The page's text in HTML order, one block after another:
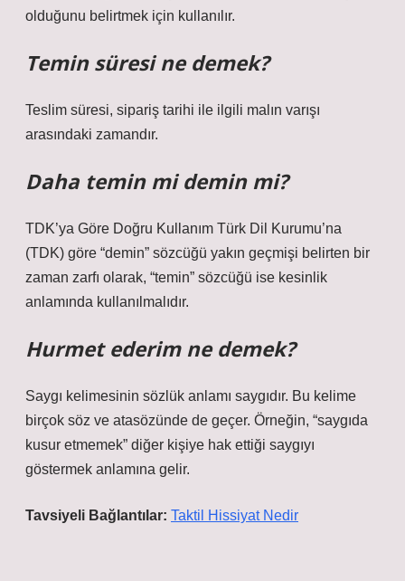
olduğunu belirtmek için kullanılır.
Temin süresi ne demek?
Teslim süresi, sipariş tarihi ile ilgili malın varışı
arasındaki zamandır.
Daha temin mi demin mi?
TDK’ya Göre Doğru Kullanım Türk Dil Kurumu’na
(TDK) göre “demin” sözcüğü yakın geçmişi belirten bir
zaman zarfı olarak, “temin” sözcüğü ise kesinlik
anlamında kullanılmalıdır.
Hurmet ederim ne demek?
Saygı kelimesinin sözlük anlamı saygıdır. Bu kelime
birçok söz ve atasözünde de geçer. Örneğin, “saygıda
kusur etmemek” diğer kişiye hak ettiği saygıyı
göstermek anlamına gelir.
Tavsiyeli Bağlantılar: Taktil Hissiyat Nedir